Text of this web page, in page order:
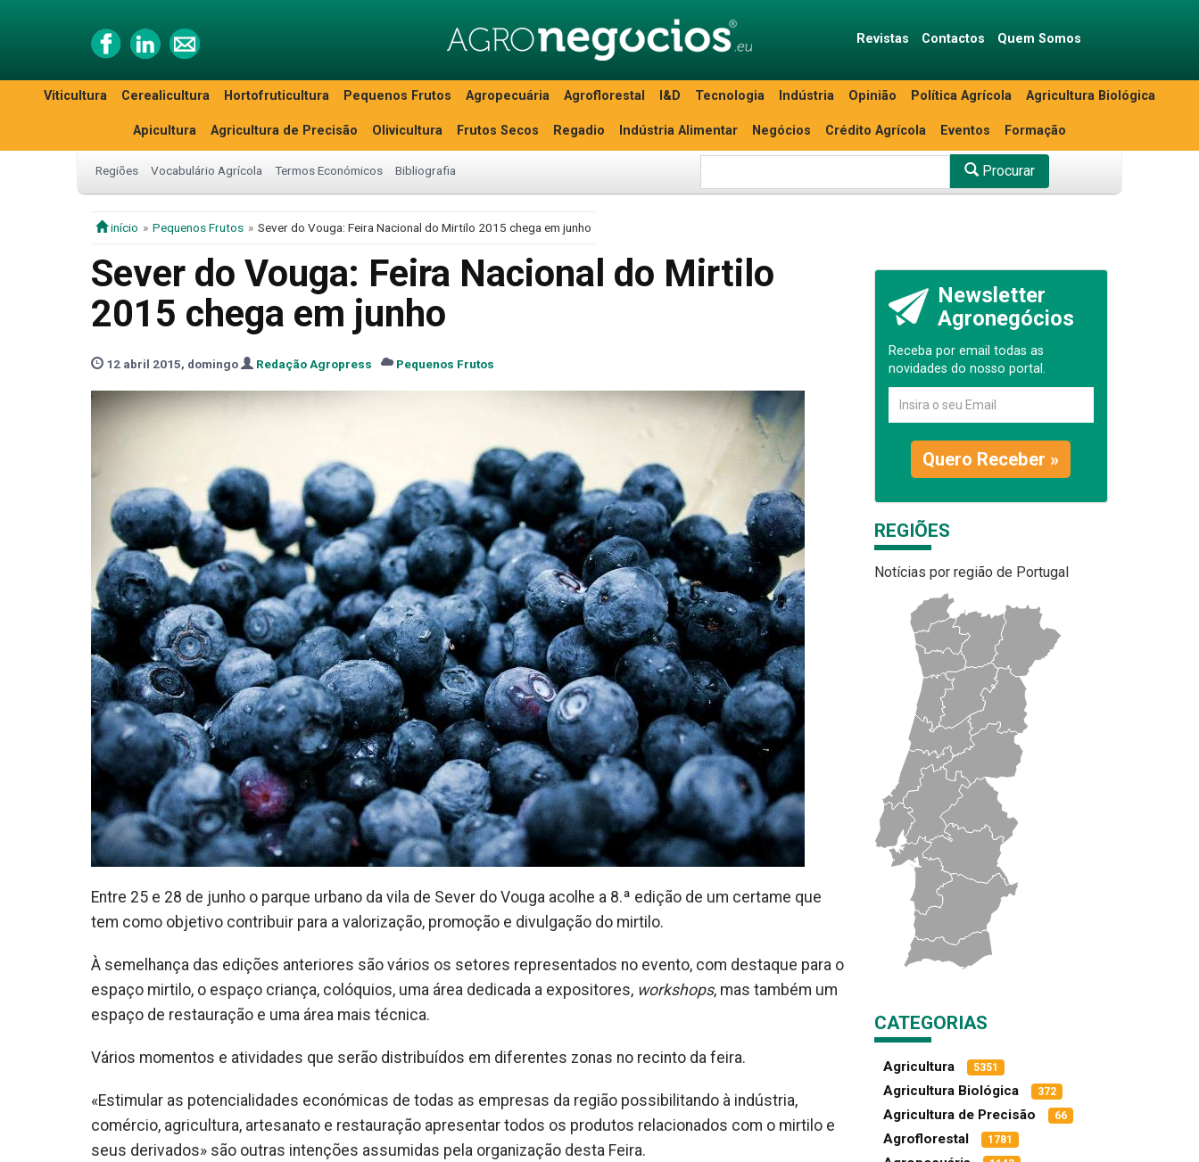
Revistas Contactos Quem Somos
Viticultura Cerealicultura Hortofruticultura Pequenos Frutos Agropecuária Agroflorestal I&D Tecnologia Indústria Opinião Política Agrícola Agricultura Biológica
Apicultura Agricultura de Precisão Olivicultura Frutos Secos Regadio Indústria Alimentar Negócios Crédito Agrícola Eventos Formação
Regiões Vocabulário Agrícola Termos Económicos Bibliografia Procurar
início Pequenos Frutos Sever do Vouga: Feira Nacional do Mirtilo 2015 chega em junho
Sever do Vouga: Feira Nacional do Mirtilo
2015 chega em junho
12 abril 2015, domingo Redação Agropress Pequenos Frutos
Entre 25 e 28 de junho o parque urbano da vila de Sever do Vouga acolhe a 8.ª edição de um certame que
tem como objetivo contribuir para a valorização, promoção e divulgação do mirtilo.
À semelhança das edições anteriores são vários os setores representados no evento, com destaque para o
espaço mirtilo, o espaço criança, colóquios, uma área dedicada a expositores, workshops, mas também um
espaço de restauração e uma área mais técnica.
Vários momentos e atividades que serão distribuídos em diferentes zonas no recinto da feira.
«Estimular as potencialidades económicas de todas as empresas da região possibilitando à indústria,
comércio, agricultura, artesanato e restauração apresentar todos os produtos relacionados com o mirtilo e
seus derivados» são outras intenções assumidas pela organização desta Feira.
Newsletter
Agronegócios
Receba por email todas as
novidades do nosso portal.
Quero Receber »
REGIÕES
Notícias por região de Portugal
CATEGORIAS
Agricultura 5351
Agricultura Biológica 372
Agricultura de Precisão 66
Agroflorestal 1781